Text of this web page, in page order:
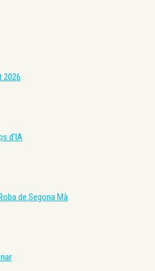
2026
d’IA
de Segona Mà